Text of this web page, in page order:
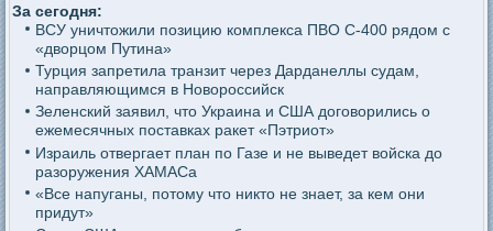
За сегодня:
ВСУ уничтожили позицию комплекса ПВО С-400 рядом с
«дворцом Путина»
Турция запретила транзит через Дарданеллы судам,
направляющимся в Новороссийск
Зеленский заявил, что Украина и США договорились о
ежемесячных поставках ракет «Пэтриот»
Израиль отвергает план по Газе и не выведет войска до
разоружения ХАМАСа
«Все напуганы, потому что никто не знает, за кем они
придут»